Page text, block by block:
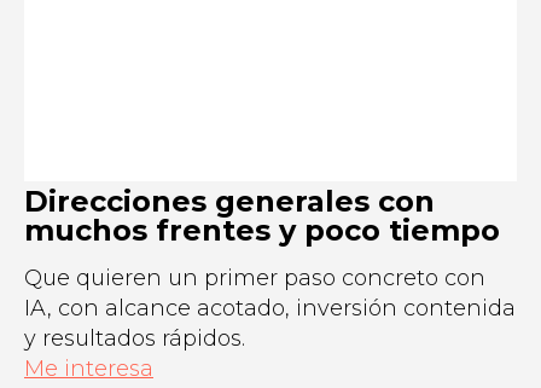
Direcciones generales con
muchos frentes y poco tiempo
Que quieren un primer paso concreto con
IA, con alcance acotado, inversión contenida
y resultados rápidos.
Me interesa